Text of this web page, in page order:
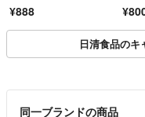
¥888
日清食品のキ
同一ブランドの商品